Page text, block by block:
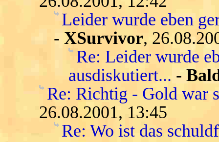
Leider wurde eben
- XSurvivor,
Re: Leider wurde
ausdiskutiert... -
Re: Richtig - Gold war
26.08.2001, 13:45
Re: Wo ist das